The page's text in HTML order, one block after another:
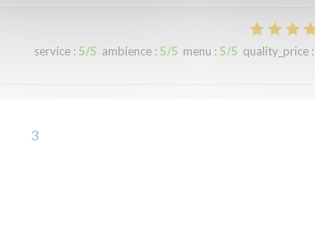
service: 5/5 ambience: 5/5 menu : 5/5 quality_price:
3